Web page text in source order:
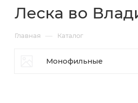
Леска во
Главная — Каталог
Монофильные